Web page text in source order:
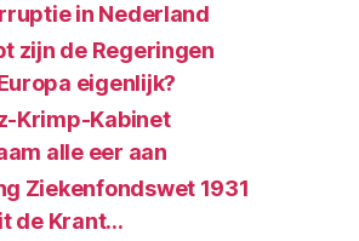
in Nederland
zijn de Regeringen
eigenlijk?
Krimp-Kabinet
alle eer aan
Ziekenfondswet 1931
de Krant…